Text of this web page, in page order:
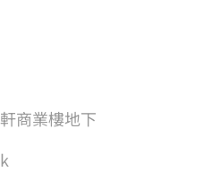
商業樓地下